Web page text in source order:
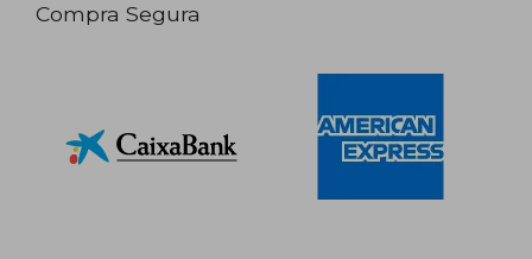
Compra Segura